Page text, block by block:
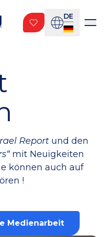
DE
Report und den
mit Neuigkeiten
können auch auf
!
Medienarbeit